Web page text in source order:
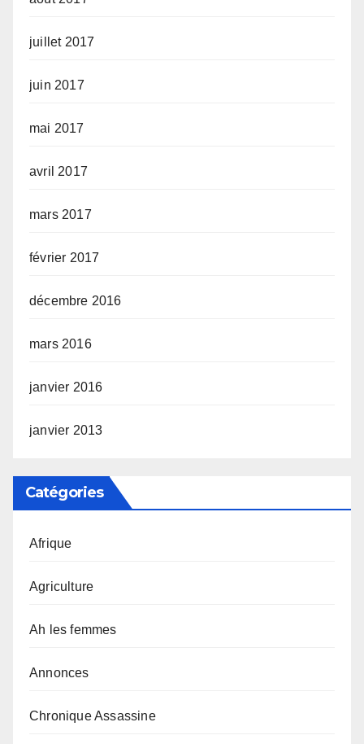
juillet 2017
juin 2017
mai 2017
avril 2017
mars 2017
février 2017
décembre 2016
mars 2016
janvier 2016
janvier 2013
Catégories
Afrique
Agriculture
Ah les femmes
Annonces
Chronique Assassine